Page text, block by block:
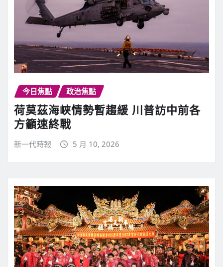
今日焦點 政治焦點
荷莫茲海峽情勢暫趨緩 川普訪中前各
方籲速終戰
新一代時報 5 月 10, 2026